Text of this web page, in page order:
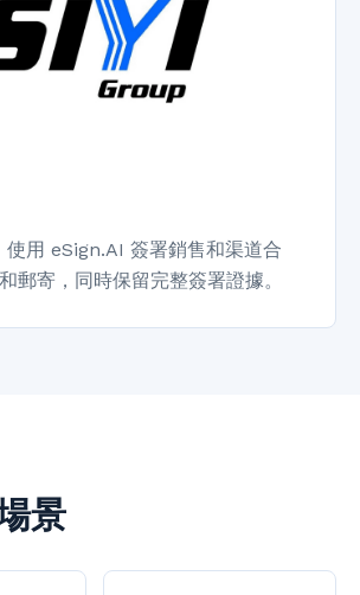
使用 eSign.AI 簽署銷售和渠道合
郵寄，同時保留完整簽署證據。
景